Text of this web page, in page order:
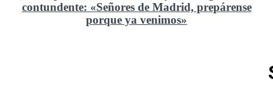
contundente: «Señores de Madrid, prepárense
porque ya venimos»